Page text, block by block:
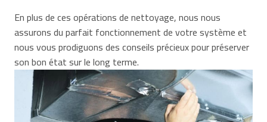
En plus de ces opérations de nettoyage, nous nous
assurons du parfait fonctionnement de votre système et
nous vous prodiguons des conseils précieux pour préserver
son bon état sur le long terme.